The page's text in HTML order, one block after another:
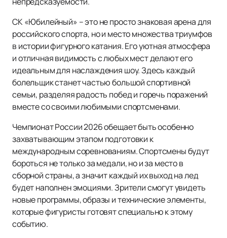
СК «Юбилейный» – это не просто знаковая арена для
российского спорта, но и место множества триумфов
в истории фигурного катания. Его уютная атмосфера
и отличная видимость с любых мест делают его
идеальным для наслаждения шоу. Здесь каждый
болельщик станет частью большой спортивной
семьи, разделяя радость побед и горечь поражений
вместе со своими любимыми спортсменами.
Чемпионат России 2026 обещает быть особенно
захватывающим этапом подготовки к
международным соревнованиям. Спортсмены будут
бороться не только за медали, но и за место в
сборной страны, а значит каждый их выход на лед
будет наполнен эмоциями. Зрители смогут увидеть
новые программы, образы и технические элементы,
которые фигуристы готовят специально к этому
событию.